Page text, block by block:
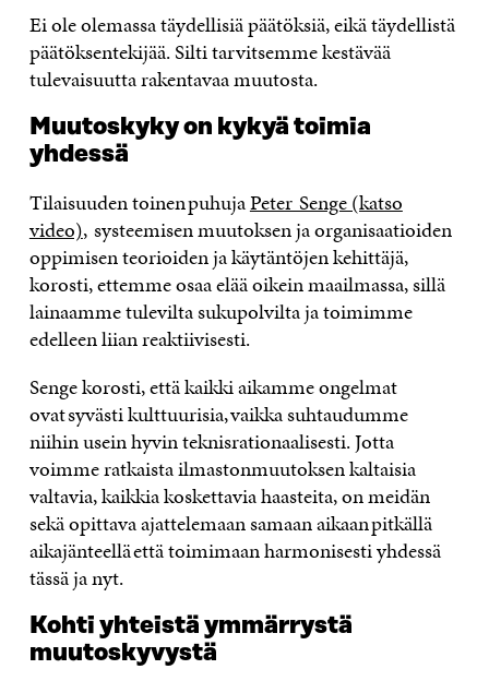
Ei ole olemassa täydellisiä päätöksiä, eikä täydellistä
päätöksentekijää. Silti tarvitsemme kestävää
tulevaisuutta rakentavaa muutosta.
Muutoskyky on kykyä toimia
yhdessä
Tilaisuuden toinen puhujaPeter Senge (katso
video), systeemisen muutoksen ja organisaatioiden
oppimisen teorioiden ja käytäntöjen kehittäjä,
korosti, ettemme osaa elää oikein maailmassa, sillä
lainaamme tulevilta sukupolvilta ja toimimme
edelleen liian reaktiivisesti.
Senge korosti, että kaikki aikamme ongelmat
ovat syvästi kulttuurisia, vaikka suhtaudumme
niihin usein hyvin teknisrationaalisesti. Jotta
voimme ratkaista ilmastonmuutoksen kaltaisia
valtavia, kaikkia koskettavia haasteita, on meidän
sekä opittava ajattelemaan samaan aikaan pitkällä
aikajänteellä että toimimaan harmonisesti yhdessä
tässä ja nyt.
Kohti yhteistä ymmärrystä
muutoskyvystä